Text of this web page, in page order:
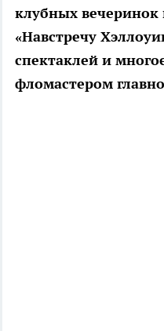
клубных вечеринок
«Навстречу
спектаклей и
фломастером